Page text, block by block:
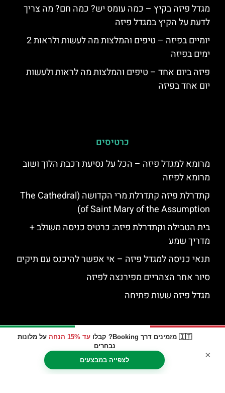
🇮🇹 מזמינים דרך Booking? קבלו עד 15% הנחה
על מלונות
נבחרים
לצפייה במבצעים
×
מגדל פיזה בקיץ – כמה עומס יש? כמה חם? מה צריך
לדעת על הקיץ במגדל פיזה
יומיים בפיזה – טיפים והמלצות מה לעשות ולראות 2
ימים בפיזה
פיזה ביום אחד – טיפים והמלצות מה לראות ולעשות
יום אחד בפיזה
כרטיסים
מרומא למגדל פיזה – הכל על נסיעת רכבת הלוך ושוב
מרומא לפיזה
קתדרלת פיזה קתדרלת מרי הקדושה (The Cathedral
of Saint Mary of the Assumption)
בית הטבילה וקתדרלת פיזה: כרטיס כניסה משולב +
מדריך שמע
תנאי כניסה למגדל פיזה – אי אפשר להיכנס עם תיקים
סיור אחר הצהריים מפירנצה לפיזה
מגדל פיזה שעות פתיחה